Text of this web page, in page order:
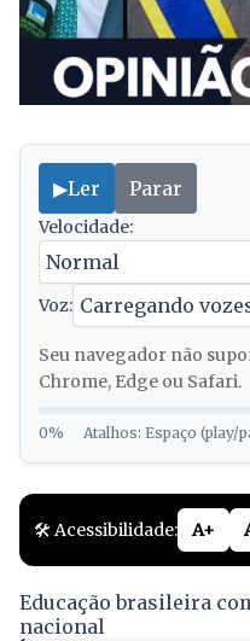
▶Ler Parar
Velocidade:
Voz:
Seu navegador não
Chrome, Edge ou Safari.
0% Atalhos: Espaço (play/
🛠️ Acessibilidade: A+
Educação brasileira
nacional